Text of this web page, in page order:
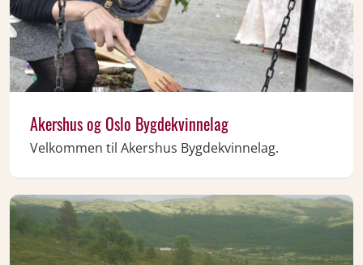
Akershus og Oslo Bygdekvinnelag
Velkommen til Akershus Bygdekvinnelag.